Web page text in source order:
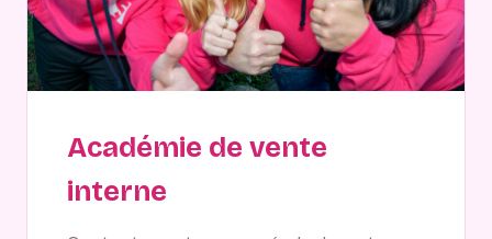
Académie de vente
interne